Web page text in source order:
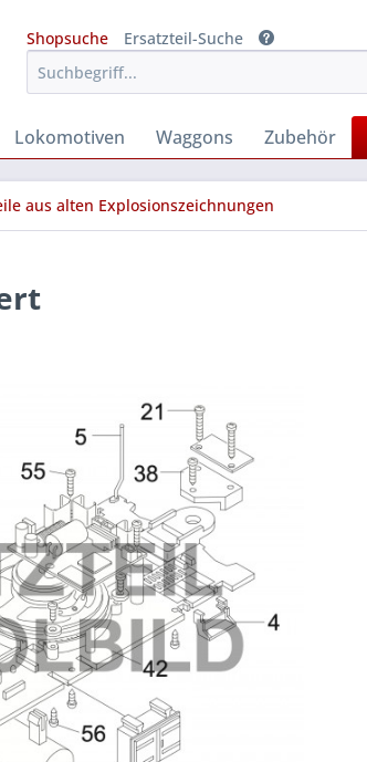
Shopsuche
Ersatzteil-Suche
Lokomotiven Waggons Zubehör
aus alten Explosionszeichnungen